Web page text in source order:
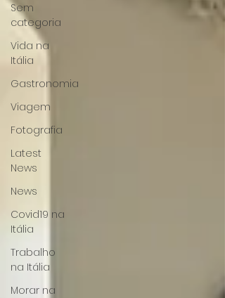
Sem
categoria
Vida na
Itália
Gastronomia
Viagem
Fotografia
Latest
News
News
Covid19 na
Itália
Trabalho
na Itália
Morar na